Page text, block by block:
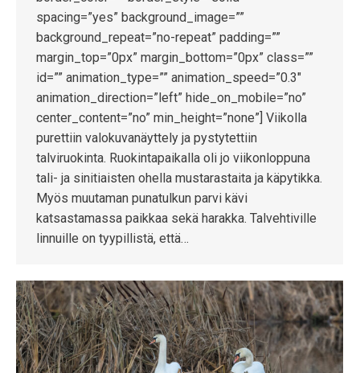
spacing=”yes” background_image=””
background_repeat=”no-repeat” padding=””
margin_top=”0px” margin_bottom=”0px” class=””
id=”” animation_type=”” animation_speed=”0.3″
animation_direction=”left” hide_on_mobile=”no”
center_content=”no” min_height=”none”] Viikolla
purettiin valokuvanäyttely ja pystytettiin
talviruokinta. Ruokintapaikalla oli jo viikonloppuna
tali- ja sinitiaisten ohella mustarastaita ja käpytikka.
Myös muutaman punatulkun parvi kävi
katsastamassa paikkaa sekä harakka. Talvehtiville
linnuille on tyypillistä, että…